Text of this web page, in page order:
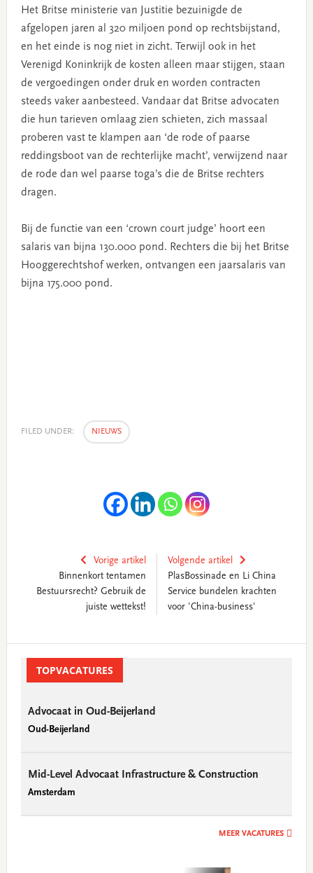
Het Britse ministerie van Justitie bezuinigde de
afgelopen jaren al 320 miljoen pond op rechtsbijstand,
en het einde is nog niet in zicht. Terwijl ook in het
Verenigd Koninkrijk de kosten alleen maar stijgen, staan
de vergoedingen onder druk en worden contracten
steeds vaker aanbesteed. Vandaar dat Britse advocaten
die hun tarieven omlaag zien schieten, zich massaal
proberen vast te klampen aan ‘de rode of paarse
reddingsboot van de rechterlijke macht’, verwijzend naar
de rode dan wel paarse toga’s die de Britse rechters
dragen.
Bij de functie van een ‘crown court judge’ hoort een
salaris van bijna 130.000 pond. Rechters die bij het Britse
Hooggerechtshof werken, ontvangen een jaarsalaris van
bijna 175.000 pond.
FILED UNDER: NIEUWS
Vorige artikel
Binnenkort tentamen
Bestuursrecht? Gebruik de
juiste wettekst!
Volgende artikel
PlasBossinade en Li China
Service bundelen krachten
voor 'China-business'
SidebarTOPVACATURES
Advocaat in Oud-Beijerland
Oud-Beijerland
Mid-Level Advocaat Infrastructure & Construction
Amsterdam
MEER VACATURES